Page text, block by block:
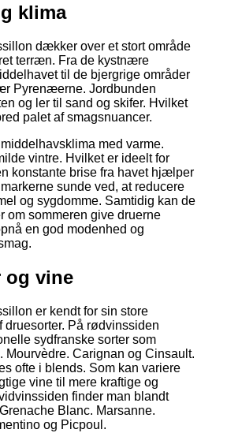
klima
dækker over et stort område
terræn. Fra de kystnære
til de bjergrige områder
Pyrenæerne. Jordbunden
og ler til sand og skifer. Hvilket
palet af smagsnuancer.
med varme.
vintre. Hvilket er ideelt for
konstante brise fra havet hjælper
sunde ved, at reducere
og sygdomme. Samtidig kan de
om sommeren give druerne
en god modenhed og
og vine
er kendt for sin store
druesorter. På rødvinssiden
sydfranske sorter som
Mourvèdre. Carignan og Cinsault.
ofte i blends. Som kan variere
vine til mere kraftige og
finder man blandt
Blanc. Marsanne.
og Picpoul.